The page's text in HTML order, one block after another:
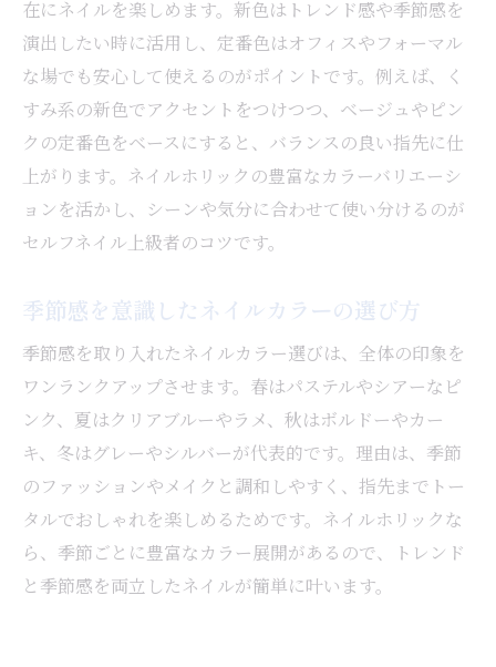
在にネイルを楽しめます。新色はトレンド感や季節感を
演出したい時に活用し、定番色はオフィスやフォーマル
な場でも安心して使えるのがポイントです。例えば、く
すみ系の新色でアクセントをつけつつ、ベージュやピン
クの定番色をベースにすると、バランスの良い指先に仕
上がります。ネイルホリックの豊富なカラーバリエーシ
ョンを活かし、シーンや気分に合わせて使い分けるのが
セルフネイル上級者のコツです。
季節感を意識したネイルカラーの選び方
季節感を取り入れたネイルカラー選びは、全体の印象を
ワンランクアップさせます。春はパステルやシアーなピ
ンク、夏はクリアブルーやラメ、秋はボルドーやカー
キ、冬はグレーやシルバーが代表的です。理由は、季節
のファッションやメイクと調和しやすく、指先までトー
タルでおしゃれを楽しめるためです。ネイルホリックな
ら、季節ごとに豊富なカラー展開があるので、トレンド
と季節感を両立したネイルが簡単に叶います。